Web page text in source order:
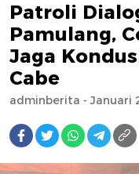
Patroli
Pamulang,
Jaga
Cabe
adminberita - Januari